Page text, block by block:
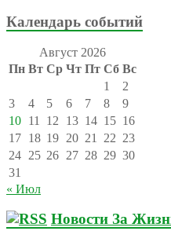
Календарь событий
Август 2026
Пн Вт Ср Чт Пт Сб Вс
1
2
3
4 5 6 7 8
9
10 11 12 13 14 15 16
17 18 19 20 21 22 23
24 25 26 27 28 29 30
31
« Июл
Новости За